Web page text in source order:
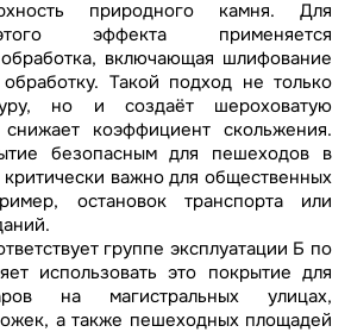
природного камня. Для
эффекта применяется
включающая шлифование
Такой подход не только
но и создаёт шероховатую
снижает коэффициент скольжения.
безопасным для пешеходов в
важно для общественных
остановок транспорта или
группе эксплуатации Б по
использовать это покрытие для
на магистральных улицах,
а также пешеходных площадей